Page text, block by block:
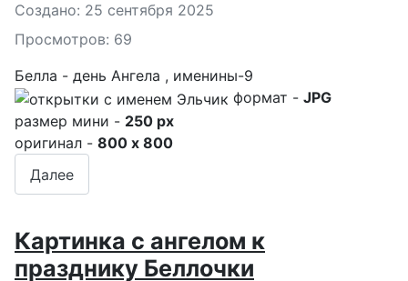
Создано: 25 сентября 2025
Просмотров: 69
Белла - день Ангела , именины-9
формат - JPG
размер мини - 250 px
оригинал - 800 x 800
Далее
Картинка с ангелом к
празднику Беллочки